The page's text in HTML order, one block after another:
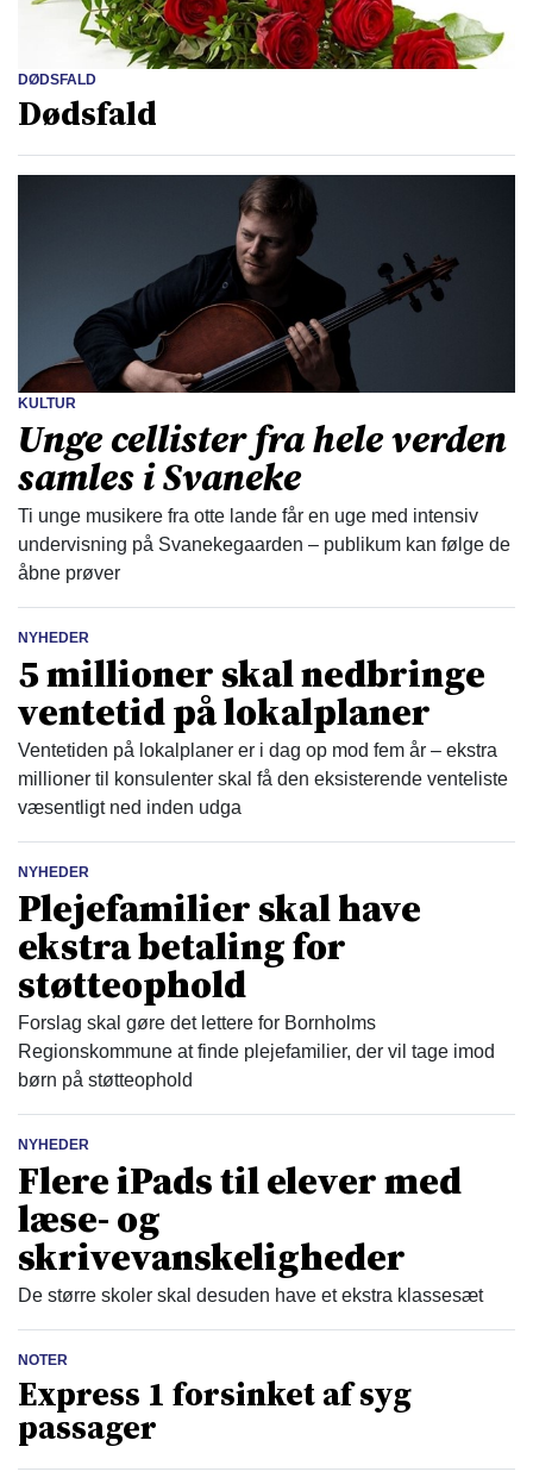
DØDSFALD
Dødsfald
KULTUR
Unge cellister fra hele verden
samles i Svaneke
Ti unge musikere fra otte lande får en uge med intensiv
undervisning på Svanekegaarden – publikum kan følge de
åbne prøver
NYHEDER
5 millioner skal nedbringe
ventetid på lokalplaner
Ventetiden på lokalplaner er i dag op mod fem år – ekstra
millioner til konsulenter skal få den eksisterende venteliste
væsentligt ned inden udga
NYHEDER
Plejefamilier skal have
ekstra betaling for
støtteophold
Forslag skal gøre det lettere for Bornholms
Regionskommune at finde plejefamilier, der vil tage imod
børn på støtteophold
NYHEDER
Flere iPads til elever med
læse- og
skrivevanskeligheder
De større skoler skal desuden have et ekstra klassesæt
NOTER
Express 1 forsinket af syg
passager